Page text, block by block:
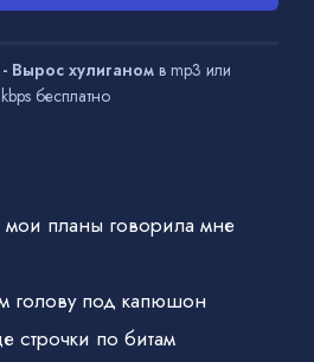
Вырос хулиганом в mp3 или
бесплатно
мои планы говорила мне
голову под капюшон
строчки по битам